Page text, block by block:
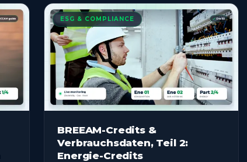
ESG & COMPLIANCE
BREEAM-Credits &
Verbrauchsdaten, Teil 2:
Energie-Credits